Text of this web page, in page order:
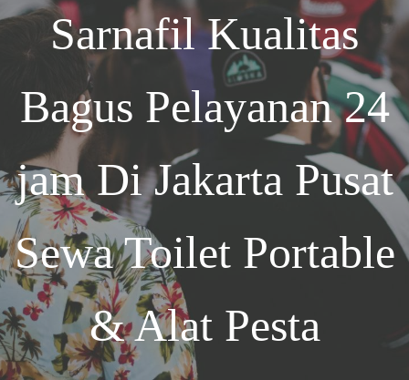
Sarnafil Kualitas
Bagus Pelayanan 24
jam Di Jakarta Pusat
Sewa Toilet Portable
& Alat Pesta